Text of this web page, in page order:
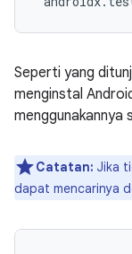
Seperti yang
menginstal
menggunakannya
Catatan: Jika
dapat mencarinya